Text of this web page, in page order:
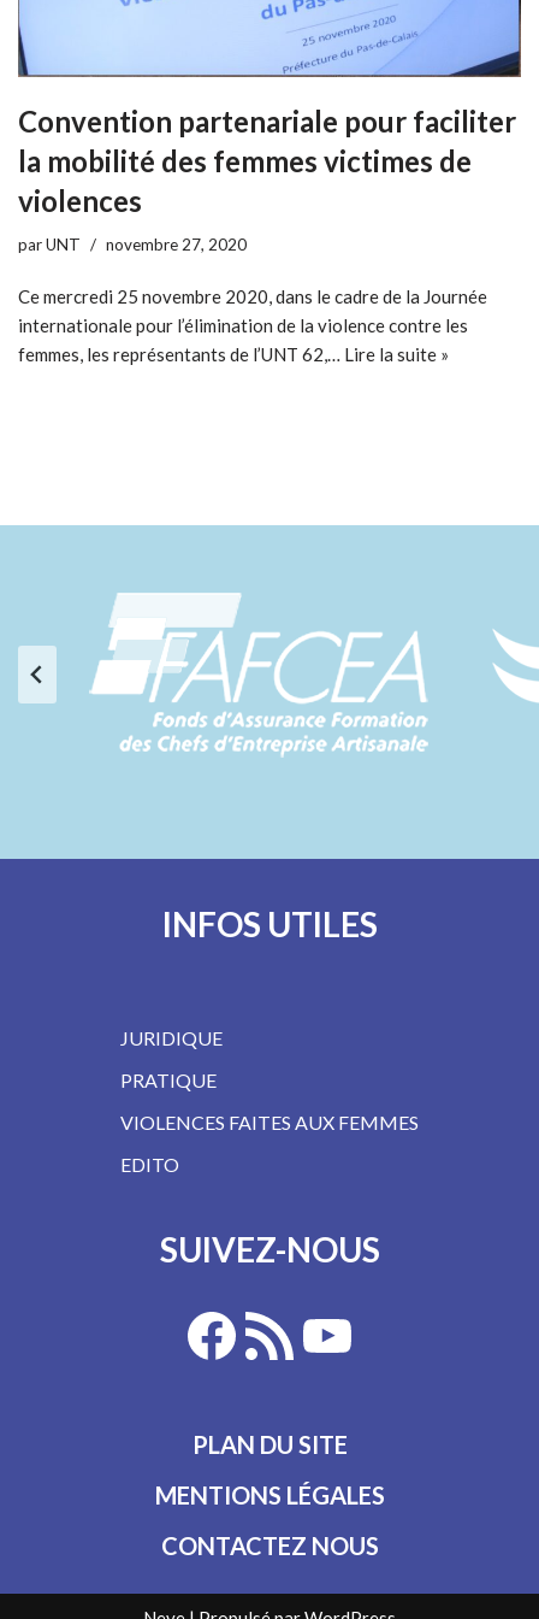
Convention partenariale pour faciliter
la mobilité des femmes victimes de
violences
parUNT novembre 27, 2020
Ce mercredi 25 novembre 2020, dans le cadre de la Journée
internationale pour l’élimination de la violence contre les
femmes, les représentants de l’UNT 62,… Lire la suite »
INFOS UTILES
JURIDIQUE
PRATIQUE
VIOLENCES FAITES AUX FEMMES
EDITO
SUIVEZ-NOUS
PLAN DU SITE
MENTIONS LÉGALES
CONTACTEZ NOUS